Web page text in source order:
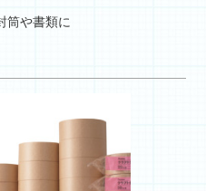
筒や書類に